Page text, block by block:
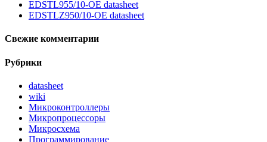
EDSTL955/10-OE datasheet
EDSTLZ950/10-OE datasheet
Свежие комментарии
Рубрики
datasheet
wiki
Микроконтроллеры
Микропроцессоры
Микросхема
Программирование